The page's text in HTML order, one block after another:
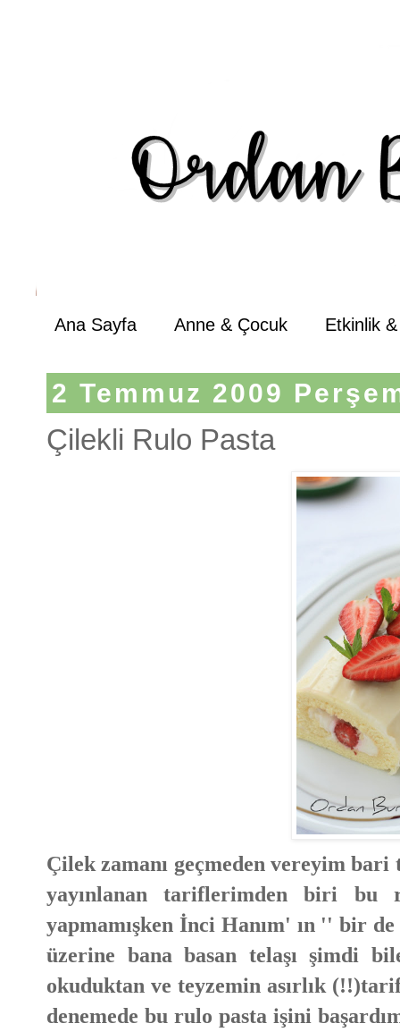
Ana Sayfa Anne & Çocuk Etkinlik
2 Temmuz 2009
Çilekli Rulo Pasta
Çilek zamanı geçmeden vereyim
yayınlanan tariflerimden biri bu
yapmamışken İnci Hanım' ın '' bir
üzerine bana basan telaşı şimdi
okuduktan ve teyzemin asırlık
denemede bu rulo pasta işini